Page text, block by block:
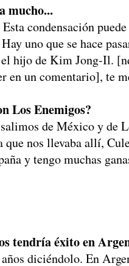
mucho...
condensación
uno que se hace
hijo de Kim Jong-Il.
en un comentario], te
Los Enemigos?
de México y de
que nos llevaba allí,
y tengo muchas
tendría éxito en
diciéndolo. En